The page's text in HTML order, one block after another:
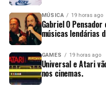
MÚSICA 19 horas ago
Gabriel O
músicas lendárias
GAMES 19 horas ago
Universal e Atari
nos cinemas.